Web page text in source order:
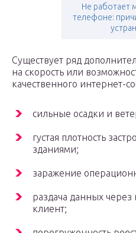
Не работает
телефоне:
Существует ряд
на скорость или
качественного интернет-
сильные осадки и
густая плотность
зданиями;
заражение
раздача данных
клиент;